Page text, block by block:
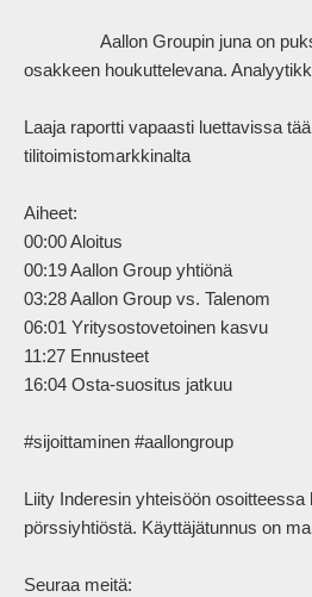
osakkeen houkuttelevana.
Laaja raportti vapaasti luettavissa
tilitoimistomarkkinalta
Aiheet:
00:00 Aloitus
00:19 Aallon Group yhtiönä
03:28 Aallon Group vs. Talenom
06:01 Yritysostovetoinen kasvu
11:27 Ennusteet
16:04 Osta-suositus jatkuu
#sijoittaminen #aallongroup
Liity Inderesin yhteisöön
pörssiyhtiöstä. Käyttäjätunnus on
Seuraa meitä: